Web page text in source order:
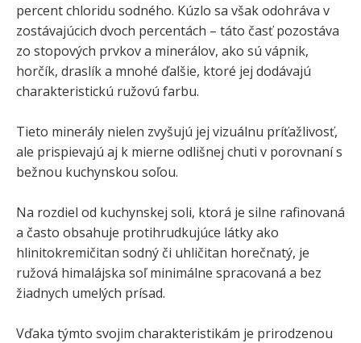
percent chloridu sodného. Kúzlo sa však odohráva v
zostávajúcich dvoch percentách – táto časť pozostáva
zo stopových prvkov a minerálov, ako sú vápnik,
horčík, draslík a mnohé ďalšie, ktoré jej dodávajú
charakteristickú ružovú farbu.
Tieto minerály nielen zvyšujú jej vizuálnu príťažlivosť,
ale prispievajú aj k mierne odlišnej chuti v porovnaní s
bežnou kuchynskou soľou.
Na rozdiel od kuchynskej soli, ktorá je silne rafinovaná
a často obsahuje protihrudkujúce látky ako
hlinitokremičitan sodný či uhličitan horečnatý, je
ružová himalájska soľ minimálne spracovaná a bez
žiadnych umelých prísad.
Vďaka týmto svojim charakteristikám je prirodzenou